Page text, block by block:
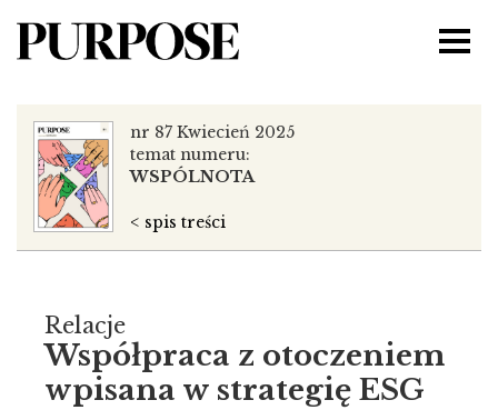
Relacje
Współpraca z otoczeniem
wpisana w strategię ESG
nr 87 Kwiecień 2025
temat numeru:
WSPÓLNOTA
< spis treści